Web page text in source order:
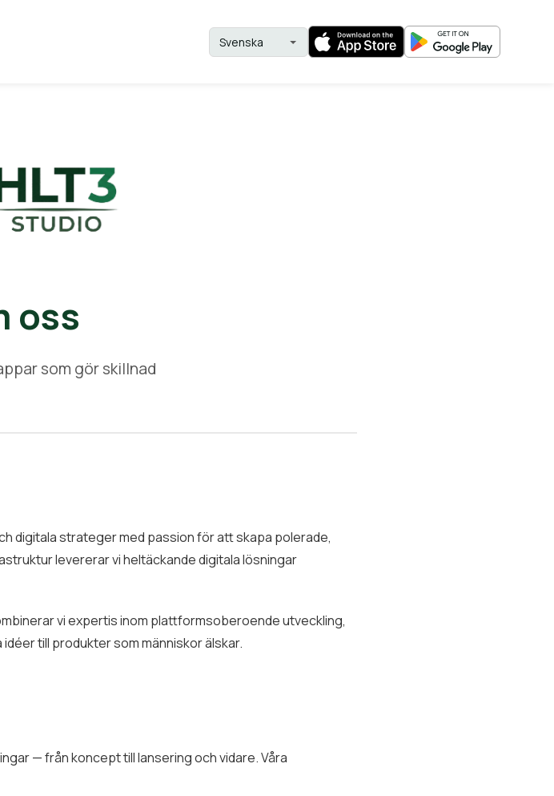
oss
som gör skillnad
digitala strateger med passion för att skapa polerade,
levererar vi heltäckande digitala lösningar
vi expertis inom plattformsoberoende utveckling,
till produkter som människor älskar.
— från koncept till lansering och vidare. Våra